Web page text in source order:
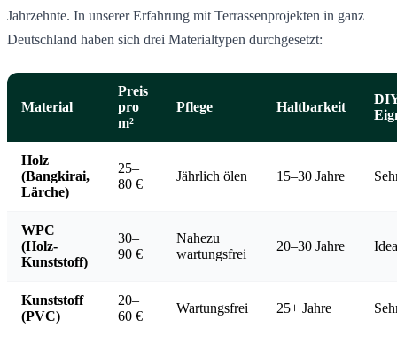
Jahrzehnte. In unserer Erfahrung mit Terrassenprojekten in ganz
Deutschland haben sich drei Materialtypen durchgesetzt:
Material
Preis
pro
m²
Pflege Haltbarkeit
Holz
(Bangkirai,
Lärche)
25–
80 €
Jährlich ölen 15–30 Jahre
WPC
(Holz-
Kunststoff)
30–
90 €
Nahezu
wartungsfrei
20–30 Jahre
Kunststoff
(PVC)
20–
60 €
Wartungsfrei 25+ Jahre